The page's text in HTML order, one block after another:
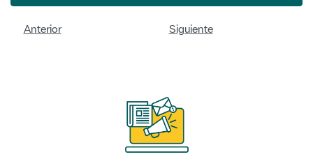
Anterior Siguiente